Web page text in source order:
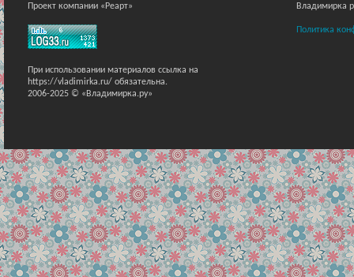
Проект компании «Реарт»
При использовании материалов ссылка на
https://vladimirka.ru/ обязательна.
2006-2025 © «Владимирка.ру»
Владимирка
Политика